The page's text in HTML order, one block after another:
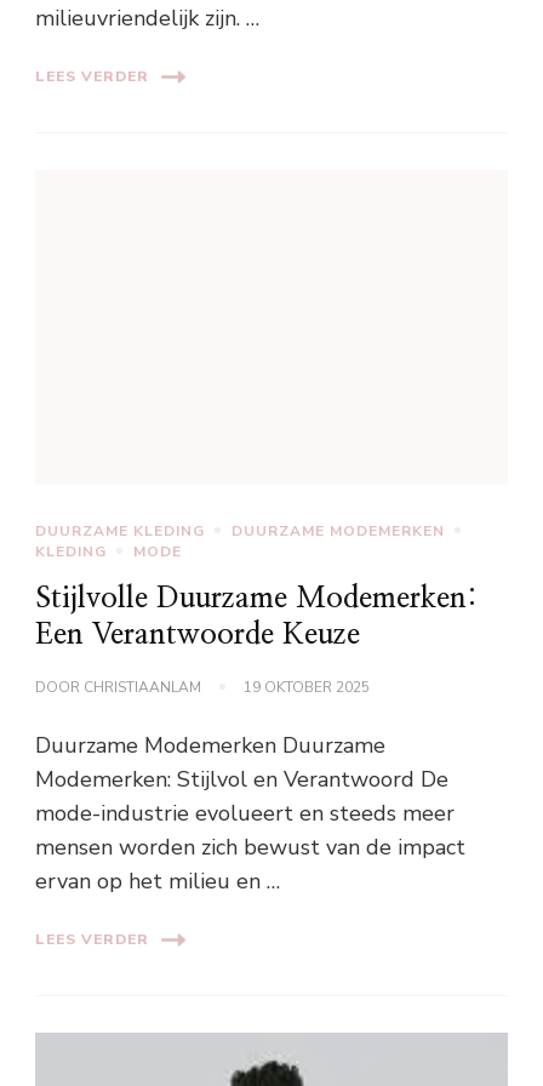
milieuvriendelijk zijn. …
LEES VERDER
DUURZAME KLEDING
DUURZAME MODEMERKEN
KLEDING
MODE
Stijlvolle Duurzame Modemerken:
Een Verantwoorde Keuze
DOOR CHRISTIAANLAM 19 OKTOBER 2025
Duurzame Modemerken Duurzame
Modemerken: Stijlvol en Verantwoord De
mode-industrie evolueert en steeds meer
mensen worden zich bewust van de impact
ervan op het milieu en …
LEES VERDER